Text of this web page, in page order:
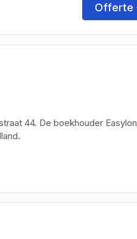
Offerte
44. De boekhouder Easylon